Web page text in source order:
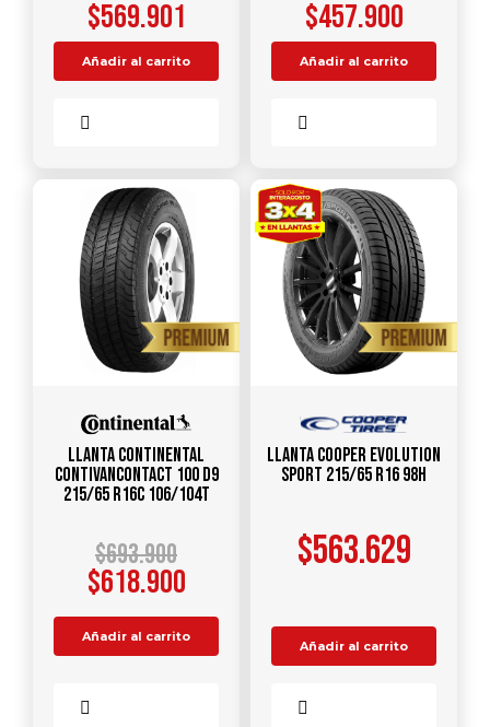
$569.901
Añadir al carrito
$457.900
Añadir al carrito
Llanta CONTINENTAL
ContiVanContact 100 D9
215/65 R16C 106/104T
$693.900
$618.900
Añadir al carrito
Llanta COOPER Evolution
Sport 215/65 R16 98H
$563.629
Añadir al carrito